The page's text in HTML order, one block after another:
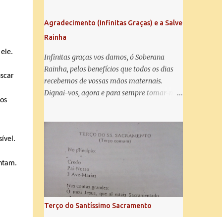
Agradecimento (Infinitas Graças) e a Salve
Rainha
Infinitas graças vos damos, ó Soberana
Rainha, pelos benefícios que todos os dias
recebemos de vossas mãos maternais.
Dignai-vos, agora e para sempre tomar-nos
Salve Rainha: Salve Rainha , Mãe de
misericórdia, vida, doçura, esperança nossa,
salve! A vós bradamos os degredados filhos
de Eva, a vós suspiramos, gemendo e
chorando neste vale de lágrimas. Eia, pois,
Advogada nossa, estes vossos olhos
misericordiosos a nós volvei, e depois deste
desterro, mostrai-nos Jesus. Bendito é o
Terço do Santíssimo Sacramento